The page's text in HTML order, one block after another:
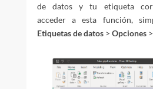
de datos y tu etiqueta
acceder a esta función,
Etiquetas de datos> Opciones>